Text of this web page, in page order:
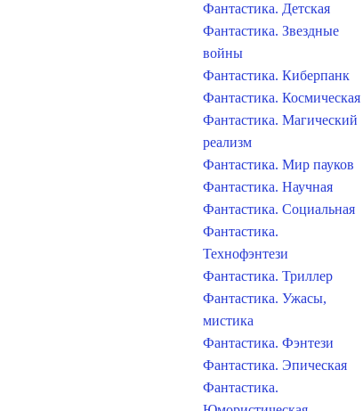
Фантастика. Детская
Фантастика. Звездные
войны
Фантастика. Киберпанк
Фантастика. Космическая
Фантастика. Магический
реализм
Фантастика. Мир пауков
Фантастика. Научная
Фантастика. Социальная
Фантастика.
Технофэнтези
Фантастика. Триллер
Фантастика. Ужасы,
мистика
Фантастика. Фэнтези
Фантастика. Эпическая
Фантастика.